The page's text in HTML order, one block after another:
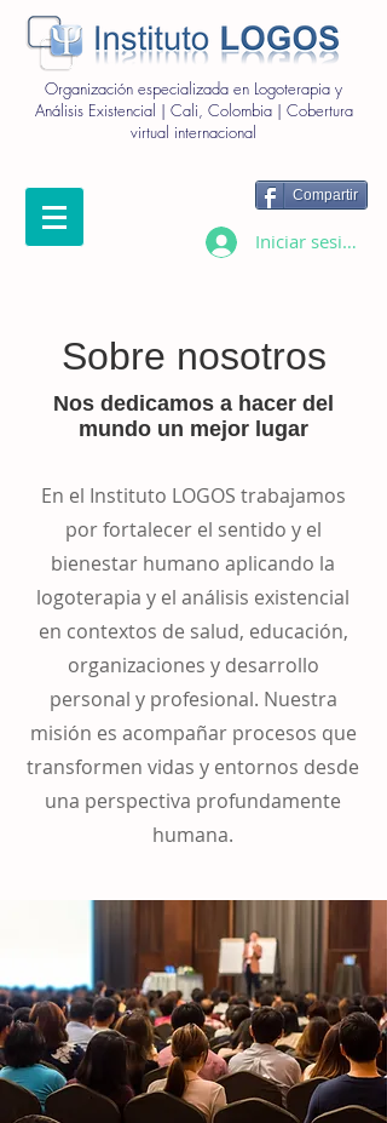
Organización especializada en Logoterapia y
Análisis Existencial | Cali, Colombia | Cobertura
virtual internacional
Compartir
Iniciar sesión
Sobre nosotros
Nos dedicamos a hacer del
mundo un mejor lugar
En el Instituto LOGOS trabajamos
por fortalecer el sentido y el
bienestar humano aplicando la
logoterapia y el análisis existencial
en contextos de salud, educación,
organizaciones y desarrollo
personal y profesional. Nuestra
misión es acompañar procesos que
transformen vidas y entornos desde
una perspectiva profundamente
humana.